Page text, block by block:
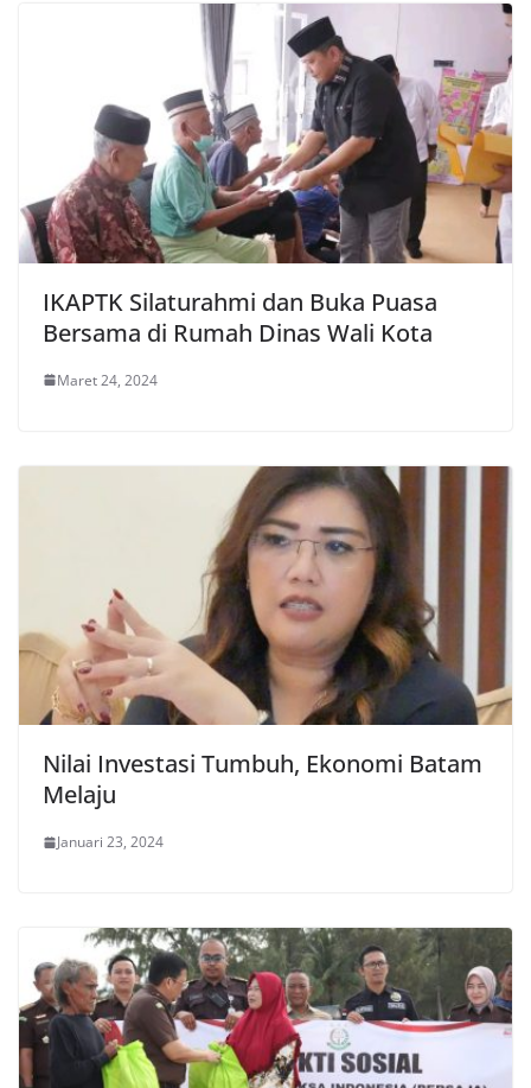
IKAPTK Silaturahmi dan Buka Puasa
Bersama di Rumah Dinas Wali Kota
Maret 24, 2024
Nilai Investasi Tumbuh, Ekonomi Batam
Melaju
Januari 23, 2024